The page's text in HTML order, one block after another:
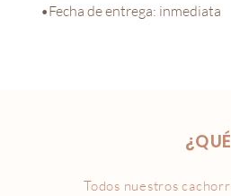
•Fecha de entrega: inmediata
Todos nuestros